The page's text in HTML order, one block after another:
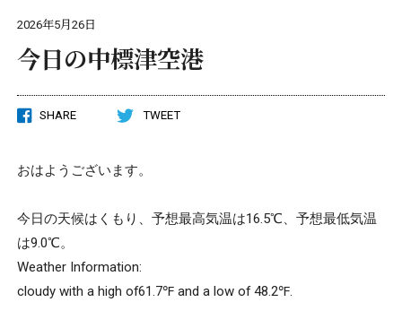
2026年5月26日
今日の中標津空港
SHARE TWEET
おはようございます。
今日の天候はくもり、予想最高気温は16.5℃、予想最低気温
は9.0℃。
Weather Information:
cloudywith a high of61.7℉ and a low of 48.2℉.